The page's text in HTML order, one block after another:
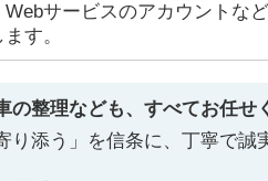
サービスのアカウントな
す。
整理なども、すべてお任せ
り添う」を信条に、丁寧で誠